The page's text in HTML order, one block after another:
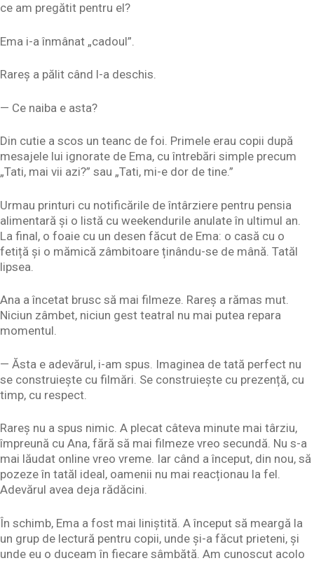
ce am pregătit pentru el?
Ema i-a înmânat „cadoul”.
Rareș a pălit când l-a deschis.
— Ce naiba e asta?
Din cutie a scos un teanc de foi. Primele erau copii după
mesajele lui ignorate de Ema, cu întrebări simple precum
„Tati, mai vii azi?” sau „Tati, mi-e dor de tine.”
Urmau printuri cu notificările de întârziere pentru pensia
alimentară și o listă cu weekendurile anulate în ultimul an.
La final, o foaie cu un desen făcut de Ema: o casă cu o
fetiță și o mămică zâmbitoare ținându-se de mână. Tatăl
lipsea.
Ana a încetat brusc să mai filmeze. Rareș a rămas mut.
Niciun zâmbet, niciun gest teatral nu mai putea repara
momentul.
— Ăsta e adevărul, i-am spus. Imaginea de tată perfect nu
se construiește cu filmări. Se construiește cu prezență, cu
timp, cu respect.
Rareș nu a spus nimic. A plecat câteva minute mai târziu,
împreună cu Ana, fără să mai filmeze vreo secundă. Nu s-a
mai lăudat online vreo vreme. Iar când a început, din nou, să
pozeze în tatăl ideal, oamenii nu mai reacționau la fel.
Adevărul avea deja rădăcini.
În schimb, Ema a fost mai liniștită. A început să meargă la
un grup de lectură pentru copii, unde și-a făcut prieteni, și
unde eu o duceam în fiecare sâmbătă. Am cunoscut acolo